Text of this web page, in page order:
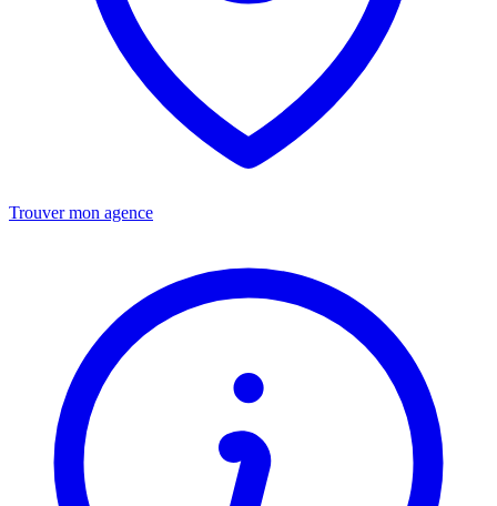
Trouver mon agence